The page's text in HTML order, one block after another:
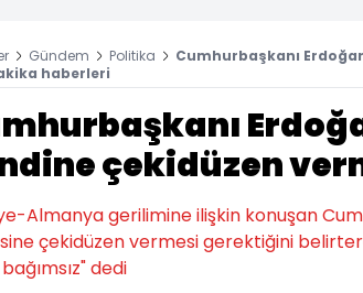
Gündem Politika
Cumhurbaşkanı
haberleri
çekidüzen
Almanya gerilimine ilişkin konuşan
çekidüzen vermesi gerektiğini
dedi